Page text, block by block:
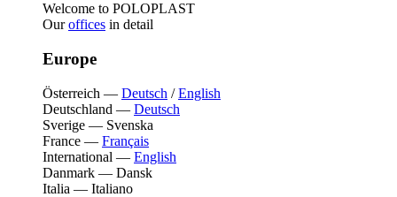
Welcome to POLOPLAST
Ouroffices in detail
Europe
Österreich — Deutsch /English
Deutschland — Deutsch
Sverige — Svenska
France — Français
International — English
Danmark — Dansk
Italia — Italiano